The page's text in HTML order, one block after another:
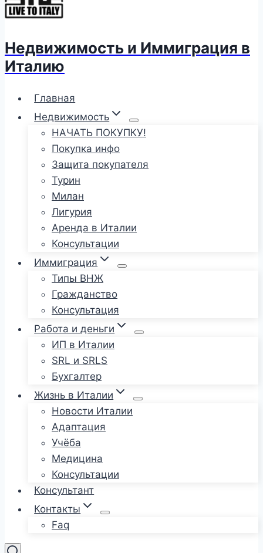
Недвижимость и Иммиграция в
Италию
Главная
Недвижимость
НАЧАТЬ ПОКУПКУ!
Покупка инфо
Защита покупателя
Турин
Милан
Лигурия
Аренда в Италии
Консультации
Иммиграция
Типы ВНЖ
Гражданство
Консультация
Работа и деньги
ИП в Италии
SRL и SRLS
Бухгалтер
Жизнь в Италии
Новости Италии
Адаптация
Учёба
Медицина
Консультации
Консультант
Контакты
Faq